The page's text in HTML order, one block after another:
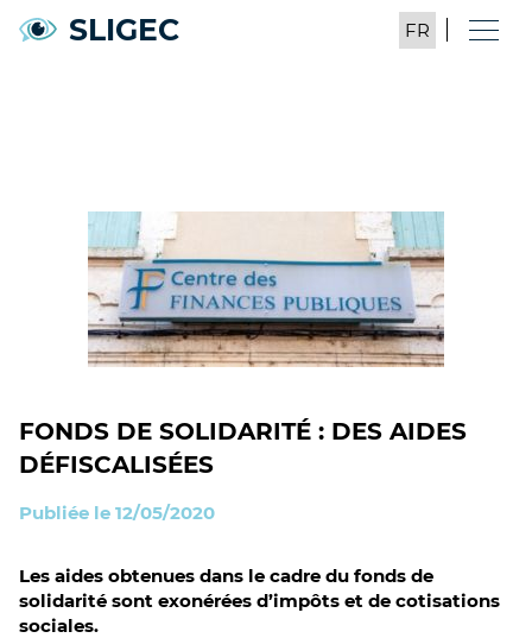
SLIGEC
FONDS DE SOLIDARITÉ : DES AIDES
DÉFISCALISÉES
Publiée le 12/05/2020
Les aides obtenues dans le cadre du fonds de
solidarité sont exonérées d’impôts et de cotisations
sociales.